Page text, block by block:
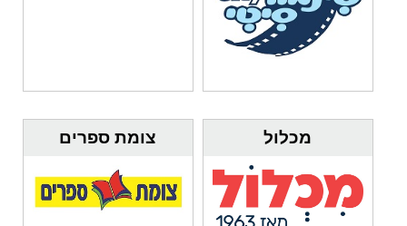
מכלול צומת ספרים